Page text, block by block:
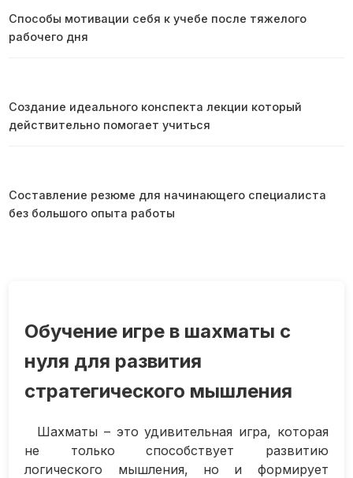
Обучение игре в шахматы с
нуля для развития
стратегического мышления
Шахматы – это удивительная игра, которая
не только способствует развитию
логического мышления, но и формирует
Способы мотивации себя к учебе после тяжелого
рабочего дня
Создание идеального конспекта лекции который
действительно помогает учиться
Составление резюме для начинающего специалиста
без большого опыта работы